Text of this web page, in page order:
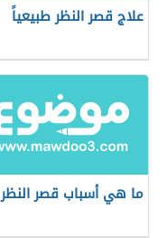
علاج قصر النظر طبيعياً
ما هي أسباب قصر النظر